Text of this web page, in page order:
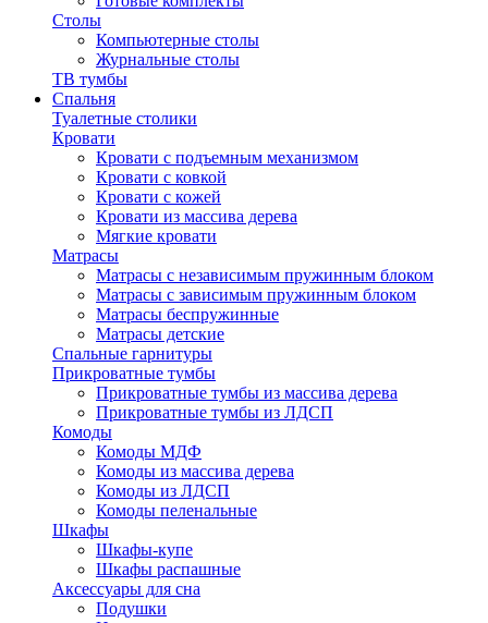
Столы
Компьютерные столы
Журнальные столы
ТВ тумбы
Спальня
Туалетные столики
Кровати
Кровати с подъемным механизмом
Кровати с ковкой
Кровати с кожей
Кровати из массива дерева
Мягкие кровати
Матрасы
Матрасы с независимым пружинным блоком
Матрасы с зависимым пружинным блоком
Матрасы беспружинные
Матрасы детские
Спальные гарнитуры
Прикроватные тумбы
Прикроватные тумбы из массива дерева
Прикроватные тумбы из ЛДСП
Комоды
Комоды МДФ
Комоды из массива дерева
Комоды из ЛДСП
Комоды пеленальные
Шкафы
Шкафы-купе
Шкафы распашные
Аксессуары для сна
Подушки